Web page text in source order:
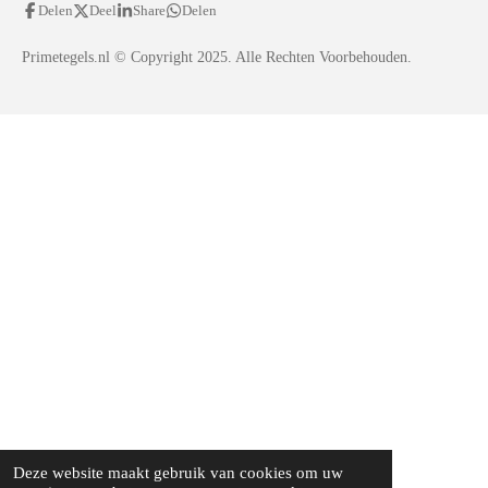
Deze website maakt gebruik van cookies om uw
Delen Deel Share Delen
Primetegels.nl © Copyright 2025. Alle Rechten Voorbehouden.